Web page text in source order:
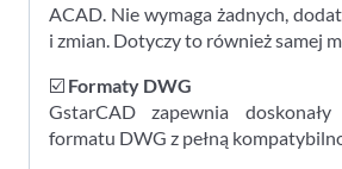
ACAD. Nie wymaga żadnych,
i zmian. Dotyczy to również samej
☑️ Formaty DWG
GstarCAD zapewnia
formatu DWG z pełną